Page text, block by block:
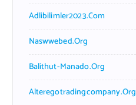
Adlibilimler2023.com
Naswwebed.org
Balithut-Manado.org
Alteregotradingcompany.org